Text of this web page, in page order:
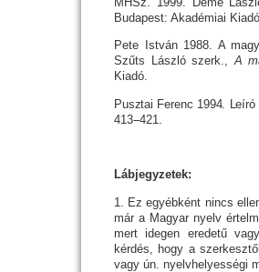
Budapest: Akadémiai
Pete István 1988. A
Szűts László szerk.,A
Kiadó.
Pusztai Ferenc 1994.
413--421.
Lábjegyzetek:
1. Ez egyébként nincs
már a Magyar nyelv
mert idegen eredetű
kérdés, hogy a
vagy ún. nyelvhelyességi